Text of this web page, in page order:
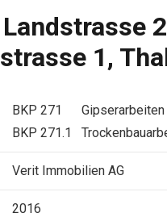
1,
BKP 271 Gipserarbeiten
BKP 271.1
Verit Immobilien AG
2016